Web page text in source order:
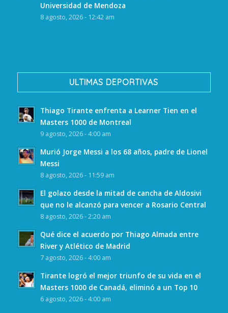
Universidad de Mendoza
8 agosto, 2026 - 12:42 am
ULTIMAS DEPORTIVAS
Thiago Tirante enfrenta a Learner Tien en el
Masters 1000 de Montreal
9 agosto, 2026 - 4:00 am
Murió Jorge Messi a los 68 años, padre de Lionel
Messi
8 agosto, 2026 - 11:59 am
El golazo desde la mitad de cancha de Aldosivi
que no le alcanzó para vencer a Rosario Central
8 agosto, 2026 - 2:20 am
Qué dice el acuerdo por Thiago Almada entre
River y Atlético de Madrid
7 agosto, 2026 - 4:00 am
Tirante logró el mejor triunfo de su vida en el
Masters 1000 de Canadá, eliminó a un Top 10
6 agosto, 2026 - 4:00 am